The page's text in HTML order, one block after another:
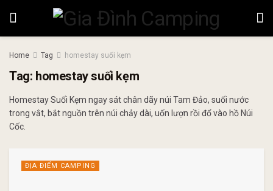
Home Tag homestay suối kẹm
Tag: homestay suối kẹm
Homestay Suối Kẹm ngay sát chân dãy núi Tam Đảo, suối nước
trong vắt, bắt nguồn trên núi chảy dài, uốn lượn rồi đổ vào hồ Núi
Cốc.
ĐỊA ĐIỂM CAMPING